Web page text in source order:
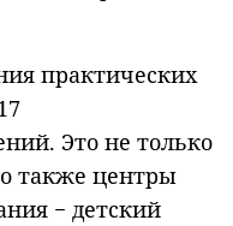
практических
Это не только
также центры
− детский